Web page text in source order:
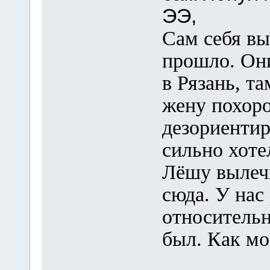
ЭЭ,
Сам себя
прошло.
в Рязань,
жену
сильно
Лёшу
сюда. У нас
был. Как